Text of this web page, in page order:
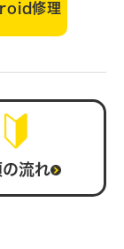
修理
流れ